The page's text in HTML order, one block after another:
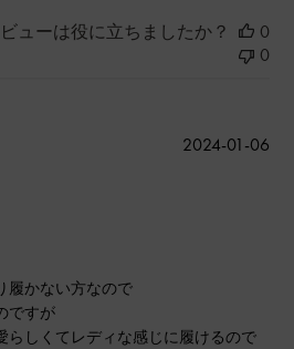
ューは役に立ちましたか？
0
0
履かない方なので
ですが
らしくてレディな感じに履けるので
公
2024-01-06